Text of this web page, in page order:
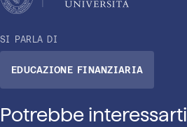
SI PARLA DI
EDUCAZIONE FINANZIARIA
Potrebbe interessarti